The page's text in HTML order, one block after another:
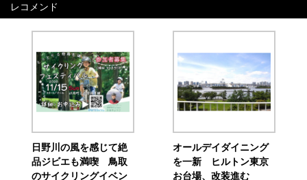
レコメンド
日野川の風を感じて絶
品ジビエも満喫 鳥取
のサイクリングイベン
オールデイダイニング
を一新 ヒルトン東京
お台場、改装進む